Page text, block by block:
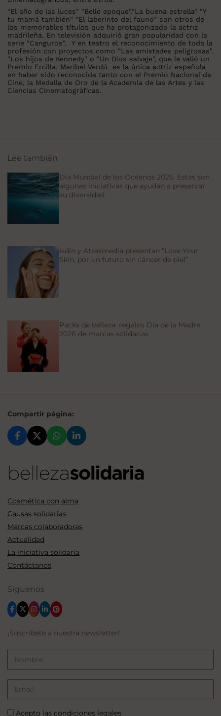
"El año de las luces" "Belle epoque"."La buena estrella" "Y
tu mamá también" "El laberinto del fauno" son otros de
los memorables títulos que ha protagonizado la actriz
madrileña. En televisión adquirió gran popularidad con la
serie "Canguros". Y en teatro el reconocimiento de toda la
profesión con proyectos como "Las amistades peligrosas".
"Los hijos de Kennedy" o "Un Dios salvaje", que le valió un
Premio Ercilla. Maribel Verdú
es la única actriz española
en haber sido reconocida tanto con el Premio Nacional de
Cine, la Medalla de Oro de la Academia de las Artes y las
Ciencias Cinematográficas.
Lee también
Día Mundial de los Océanos 2026. Estas son
algunas iniciativas que ayudan a preservar
su diversidad
Isdin y Atresmedia presentan “Love Your
Skin, por un futuro sin cáncer de piel”
Packs de belleza: regalos Día de la Madre
2026 de marcas solidarias
Compartir página:
Cosmética con alma
Causas solidarias
Marcas colaboradoras
Actualidad
La iniciativa solidaria
Contáctanos
Síguenos
¡Suscríbete a nuestra newsletter!
Acepto las condiciones legales